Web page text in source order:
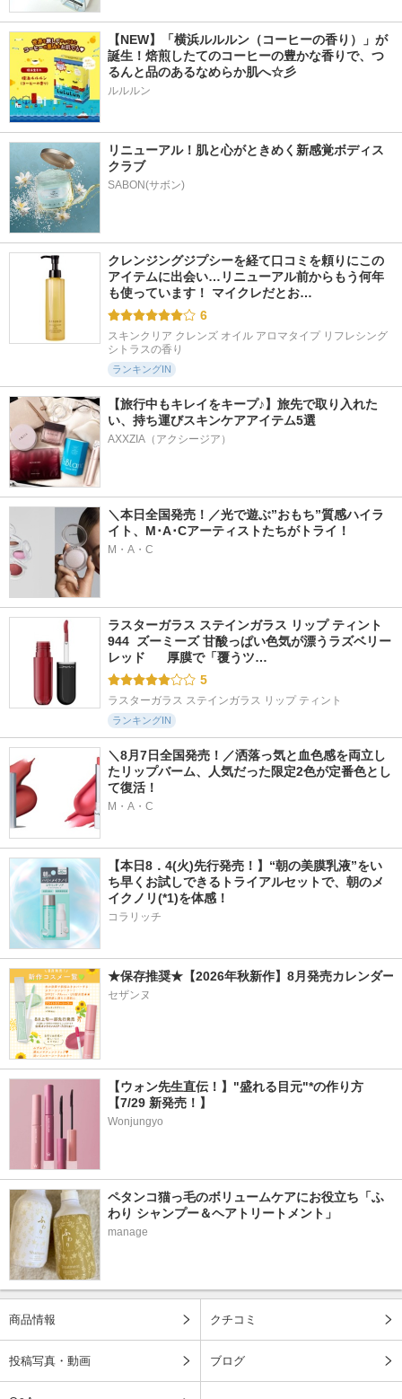
6.1
139件
ダイエットSコーヒ
ー
Boratalks
6.3
190件
PRESS SHOT
PRESS SHOT
6.1
141件
ソイプロビューティ
6.0
50件
スーパーレチノール
VITALBEAUTIE
VITALBEAUTIE MITASU
【NEW】「横浜ルルルン（コーヒーの香り）」が
誕生！焙煎したてのコーヒーの豊かな香りで、つ
るんと品のあるなめらか肌へ☆彡
ルルルン
リニューアル！肌と心がときめく新感覚ボディス
クラブ
SABON(サボン)
クレンジングジプシーを経て口コミを頼りにこの
アイテムに出会い…リニューアル前からもう何年
も使っています！ マイクレだとお…
6
スキンクリア クレンズ オイル アロマタイプ リフレシング
シトラスの香り
ランキングIN
【旅行中もキレイをキープ♪】旅先で取り入れた
い、持ち運びスキンケアアイテム5選
AXXZIA（アクシージア）
＼本日全国発売！／光で遊ぶ”おもち”質感ハイラ
イト、M･A･Cアーティストたちがトライ！
M・A・C
ラスターガラス ステインガラス リップ ティント
944  ズーミーズ 甘酸っぱい色気が漂うラズベリー
レッド      厚膜で「覆うツ…
5
ラスターガラス ステインガラス リップ ティント
ランキングIN
＼8月7日全国発売！／洒落っ気と血色感を両立し
たリップバーム、人気だった限定2色が定番色とし
て復活！
M・A・C
【本日8．4(火)先行発売！】“朝の美膜乳液”をい
ち早くお試しできるトライアルセットで、朝のメ
イクノリ(*1)を体感！
コラリッチ
★保存推奨★【2026年秋新作】8月発売カレンダー
セザンヌ
【ウォン先生直伝！】"盛れる目元"*の作り方
【7/29 新発売！】
Wonjungyo
ペタンコ猫っ毛のボリュームケアにお役立ち「ふ
わり シャンプー＆ヘアトリートメント」
manage
商品情報 クチコミ
投稿写真・動画 ブログ